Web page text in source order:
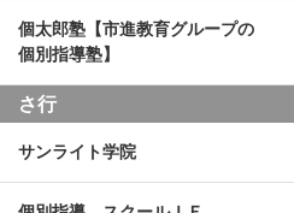
個太郎塾【市進教育グループの
個別指導塾】
さ行
サンライト学院